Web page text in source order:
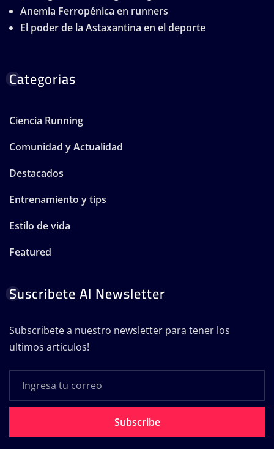
Anemia Ferropénica en runners
El poder de la Astaxantina en el deporte
Categorias
Ciencia Running
Comunidad y Actualidad
Destacados
Entrenamiento y tips
Estilo de vida
Featured
Suscribete Al Newsletter
Subscribete a nuestro newsletter para tener los
ultimos articulos!
Subscribe